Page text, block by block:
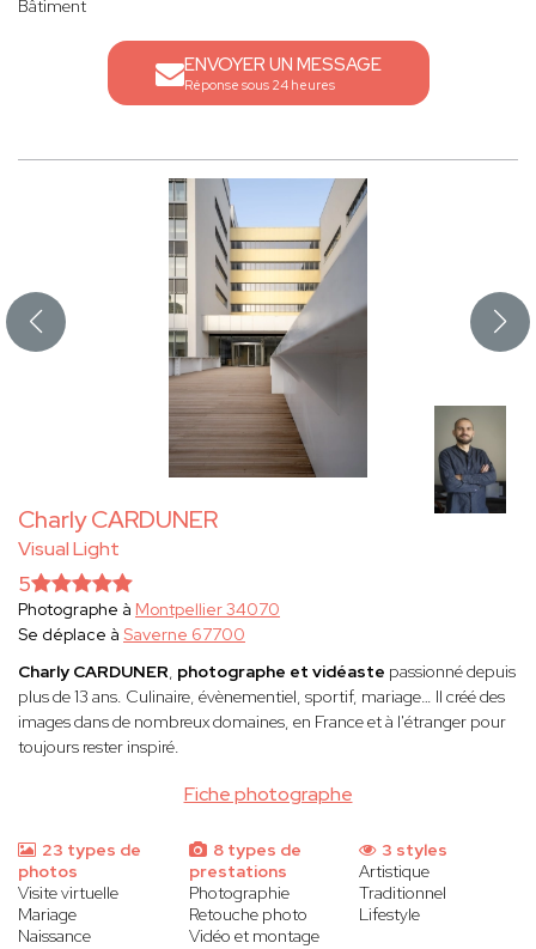
Bâtiment
ENVOYER UN MESSAGE
Réponse sous 24 heures
Charly CARDUNER
Visual Light
Fiche photographe
5
Photographe à Montpellier 34070
Se déplace à Saverne 67700
Charly CARDUNER, photographe et vidéaste passionné depuis
plus de 13 ans. Culinaire, évènementiel, sportif, mariage… Il créé des
images dans de nombreux domaines, en France et à l'étranger pour
toujours rester inspiré.
23 types de
photos
Visite virtuelle
Mariage
Naissance
8 types de
prestations
Photographie
Retouche photo
Vidéo et montage
3 styles
Artistique
Traditionnel
Lifestyle